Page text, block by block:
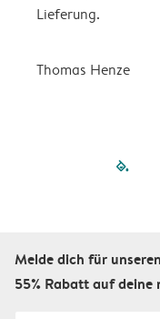
Lieferung.
Thomas Henze
Melde dich für
55% Rabatt auf deine